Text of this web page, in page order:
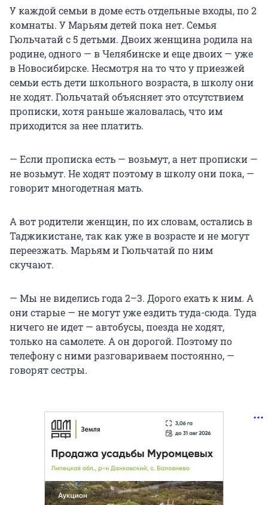
У каждой семьи в доме есть отдельные входы, по 2
комнаты. У Марьям детей пока нет. Семья
Гюльчатай с 5 детьми. Двоих женщина родила на
родине, одного — в Челябинске и еще двоих — уже
в Новосибирске. Несмотря на то что у приезжей
семьи есть дети школьного возраста, в школу они
не ходят. Гюльчатай объясняет это отсутствием
прописки, хотя раньше жаловалась, что им
приходится за нее платить.
— Если прописка есть — возьмут, а нет прописки —
не возьмут. Не ходят поэтому в школу они пока, —
говорит многодетная мать.
А вот родители женщин, по их словам, остались в
Таджикистане, так как уже в возрасте и не могут
переезжать. Марьям и Гюльчатай по ним
скучают.
— Мы не виделись года 2–3. Дорого ехать к ним. А
они старые — не могут уже ездить туда-сюда. Туда
ничего не идет — автобусы, поезда не ходят,
только на самолете. А он дорогой. Поэтому по
телефону с ними разговариваем постоянно, —
говорят сестры.